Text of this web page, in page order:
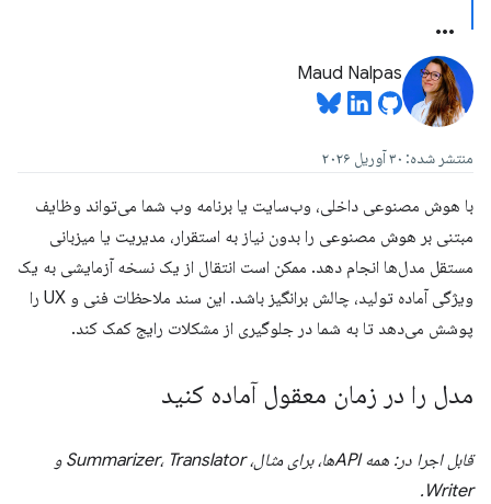
Maud Nalpas
منتشر شده: ۳۰ آوریل ۲۰۲۶
با هوش مصنوعی داخلی، وب‌سایت یا برنامه وب شما می‌تواند وظایف
مبتنی بر هوش مصنوعی را بدون نیاز به استقرار، مدیریت یا میزبانی
مستقل مدل‌ها انجام دهد. ممکن است انتقال از یک نسخه آزمایشی به یک
ویژگی آماده تولید، چالش برانگیز باشد. این سند ملاحظات فنی و UX را
پوشش می‌دهد تا به شما در جلوگیری از مشکلات رایج کمک کند.
مدل را در زمان معقول آماده کنید
قابل اجرا در: همه APIها، برای مثال، Summarizer، Translator و
Writer.